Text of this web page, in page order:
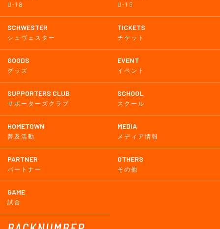
U-18 U-15
SCHWESTER
シュヴェスター
TICKETS
チケット
GOODS
グッズ
EVENT
イベント
SUPPORTERS CLUB
サポーターズクラブ
SCHOOL
スクール
HOMETOWN
普及活動
MEDIA
メディア情報
PARTNER
パートナー
OTHERS
その他
GAME
試合